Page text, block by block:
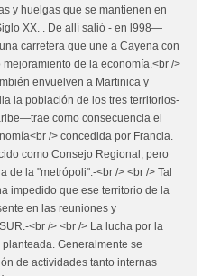
y huelgas que se mantienen en
XX. . De allí salió - en l998—
carretera que une a Cayena con
mejoramiento de la economía.<br />
envuelven a Martinica y
la población de los tres territorios-
como consecuencia el
/> concedida por Francia.
como Consejo Regional, pero
de la "metrópoli".-<br /> <br /> Tal
impedido que ese territorio de la
en las reuniones y
<br /> <br /> La lucha por la
Generalmente se
de actividades tanto internas